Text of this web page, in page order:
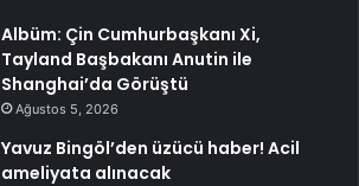
Albüm: Çin Cumhurbaşkanı Xi,
Tayland Başbakanı Anutin ile
Shanghai’da Görüştü
Ağustos 5, 2026
Yavuz Bingöl’den üzücü haber! Acil
ameliyata alınacak